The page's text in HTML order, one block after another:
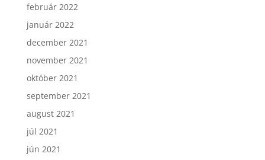
február 2022
január 2022
december 2021
november 2021
október 2021
september 2021
august 2021
júl 2021
jún 2021